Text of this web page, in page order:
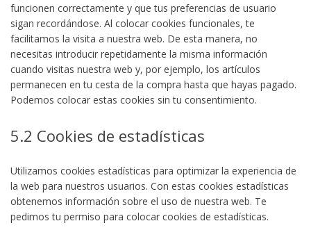
funcionen correctamente y que tus preferencias de usuario
sigan recordándose. Al colocar cookies funcionales, te
facilitamos la visita a nuestra web. De esta manera, no
necesitas introducir repetidamente la misma información
cuando visitas nuestra web y, por ejemplo, los artículos
permanecen en tu cesta de la compra hasta que hayas pagado.
Podemos colocar estas cookies sin tu consentimiento.
5.2 Cookies de estadísticas
Utilizamos cookies estadísticas para optimizar la experiencia de
la web para nuestros usuarios. Con estas cookies estadísticas
obtenemos información sobre el uso de nuestra web. Te
pedimos tu permiso para colocar cookies de estadísticas.